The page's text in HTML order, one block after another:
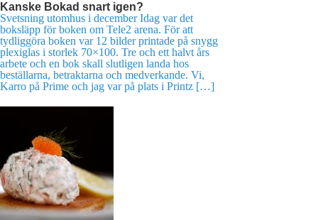
Kanske Bokad snart igen?
Svetsning utomhus i december Idag var det
boksläpp för boken om Tele2 arena. För att
tydliggöra boken var 12 bilder printade på snygg
plexiglas i storlek 70×100. Tre och ett halvt års
arbete och en bok skall slutligen landa hos
beställarna, betraktarna och medverkande. Vi,
Karro på Prime och jag var på plats i Printz […]